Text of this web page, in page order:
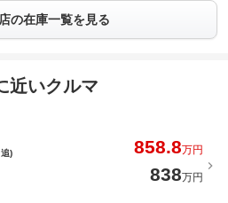
の在庫一覧を見る
近いクルマ
)
858.8万円
838万円